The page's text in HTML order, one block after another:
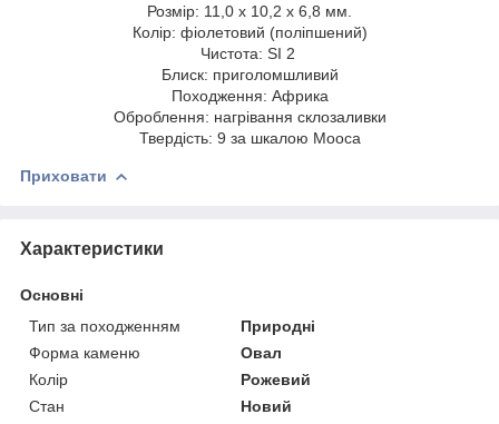
Розмір: 11,0 x 10,2 x 6,8 мм.
Колір: фіолетовий (поліпшений)
Чистота: SI 2
Блиск: приголомшливий
Походження: Африка
Оброблення: нагрівання склозаливки
Твердість: 9 за шкалою Мооса
Приховати
Характеристики
Основні
Тип за походженням
Природні
Форма каменю
Овал
Колір
Рожевий
Стан
Новий